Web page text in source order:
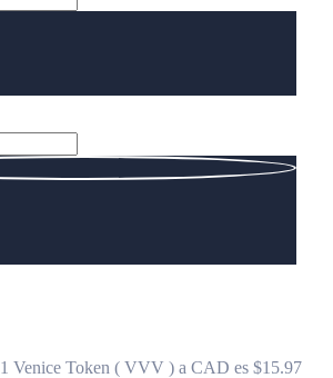
Venice Token ( VVV ) a CAD es $15.97